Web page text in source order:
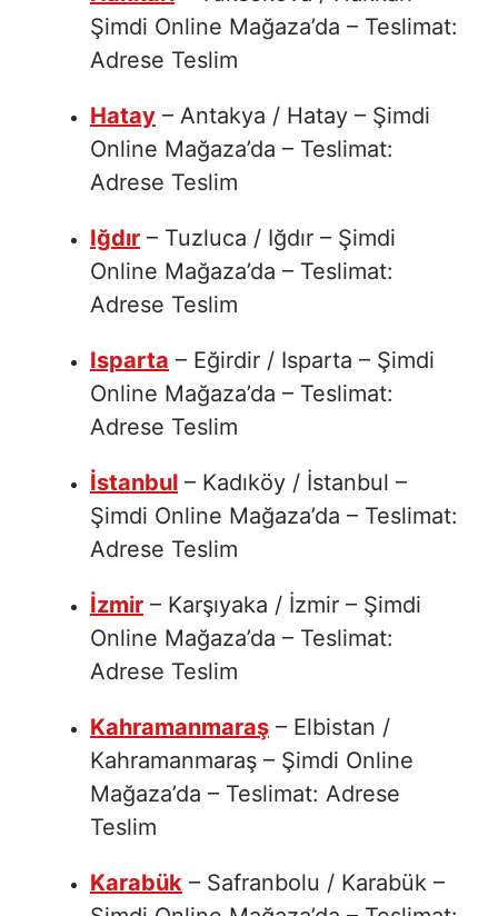
Şimdi Online Mağaza’da – Teslimat:
Adrese Teslim
Hatay – Antakya / Hatay – Şimdi
Online Mağaza’da – Teslimat:
Adrese Teslim
Iğdır – Tuzluca / Iğdır – Şimdi
Online Mağaza’da – Teslimat:
Adrese Teslim
Isparta – Eğirdir / Isparta – Şimdi
Online Mağaza’da – Teslimat:
Adrese Teslim
İstanbul – Kadıköy / İstanbul –
Şimdi Online Mağaza’da – Teslimat:
Adrese Teslim
İzmir – Karşıyaka / İzmir – Şimdi
Online Mağaza’da – Teslimat:
Adrese Teslim
Kahramanmaraş – Elbistan /
Kahramanmaraş – Şimdi Online
Mağaza’da – Teslimat: Adrese
Teslim
Karabük – Safranbolu / Karabük –